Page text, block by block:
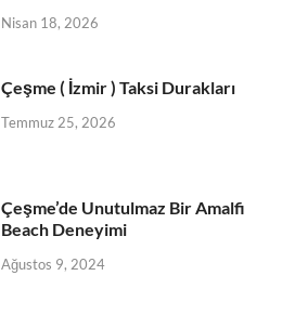
Nisan 18, 2026
Çeşme ( İzmir ) Taksi Durakları
Temmuz 25, 2026
Çeşme’de Unutulmaz Bir Amalfi
Beach Deneyimi
Ağustos 9, 2024